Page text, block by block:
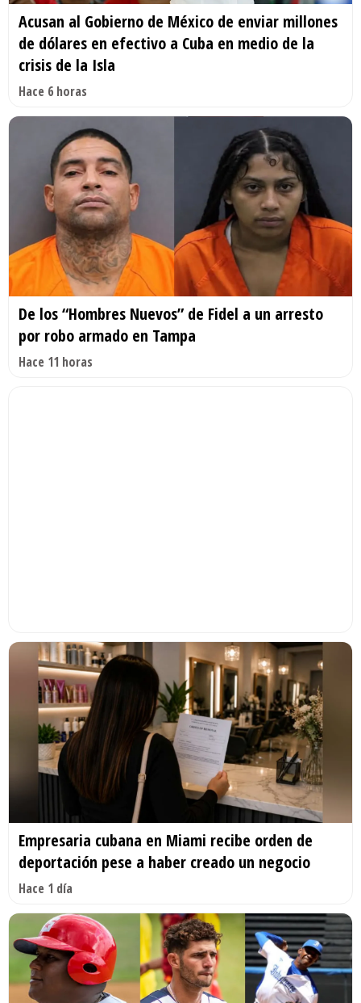
Acusan al Gobierno de México de enviar millones
de dólares en efectivo a Cuba en medio de la
crisis de la Isla
Hace 6 horas
De los “Hombres Nuevos” de Fidel a un arresto
por robo armado en Tampa
Hace 11 horas
Empresaria cubana en Miami recibe orden de
deportación pese a haber creado un negocio
Hace 1 día